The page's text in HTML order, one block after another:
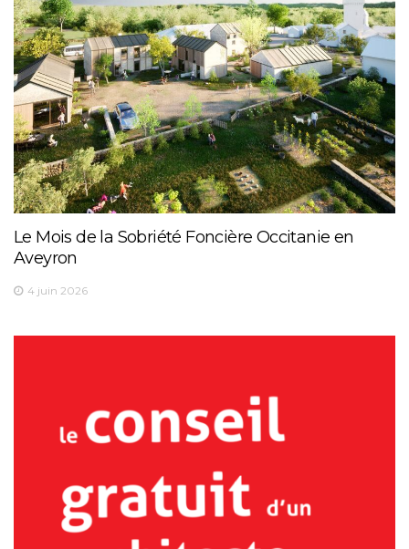
Le Mois de la Sobriété Foncière Occitanie en
Aveyron
4 juin 2026